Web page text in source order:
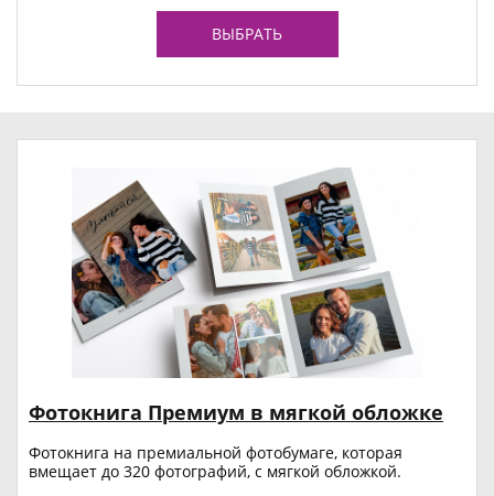
ВЫБРАТЬ
Фотокнига Премиум в мягкой обложке
Фотокнига на премиальной фотобумаге, которая
вмещает до 320 фотографий, с мягкой обложкой.